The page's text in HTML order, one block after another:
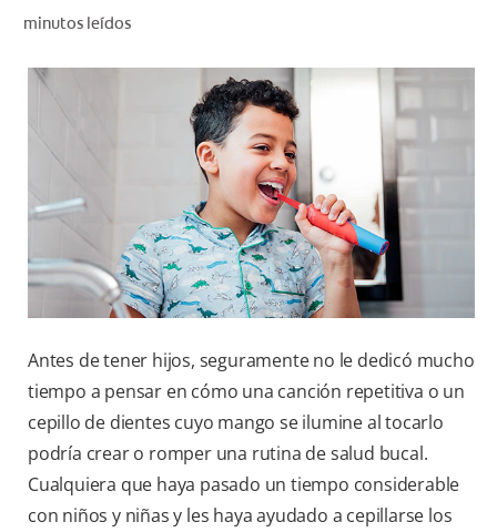
PARA PROFESIONALES
CUPONES
DONDE COMPRAR
PY (ES)
SUSCRÍBASE
minutos leídos
Antes de tener hijos, seguramente no le dedicó mucho
tiempo a pensar en cómo una canción repetitiva o un
cepillo de dientes cuyo mango se ilumine al tocarlo
podría crear o romper una rutina de salud bucal.
Cualquiera que haya pasado un tiempo considerable
con niños y niñas y les haya ayudado a cepillarse los